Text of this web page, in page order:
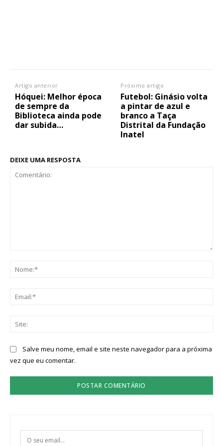
Artigo anterior
Hóquei: Melhor época
de sempre da
Biblioteca ainda pode
dar subida…
Próximo artigo
Futebol: Ginásio volta
a pintar de azul e
branco a Taça
Distrital da Fundação
Inatel
DEIXE UMA RESPOSTA
Salve meu nome, email e site neste navegador para a próxima
vez que eu comentar.